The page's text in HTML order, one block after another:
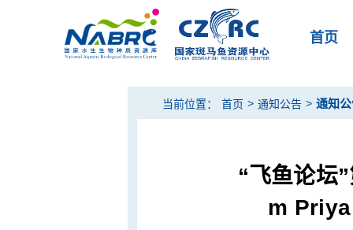
首页
当前位置： 首页 > 通知公告 > 通知
“飞鱼论坛
m